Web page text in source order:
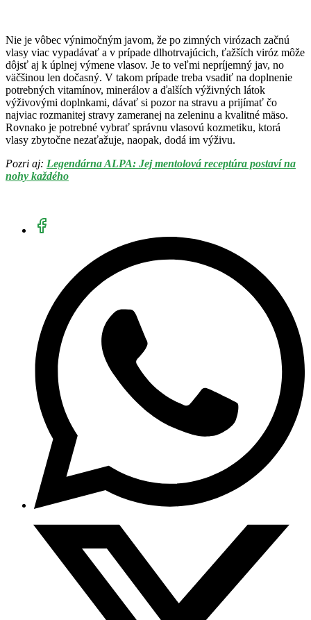
Nie je vôbec výnimočným javom, že po zimných virózach začnú
vlasy viac vypadávať a v prípade dlhotrvajúcich, ťažších viróz môže
dôjsť aj k úplnej výmene vlasov. Je to veľmi nepríjemný jav, no
väčšinou len dočasný. V takom prípade treba vsadiť na doplnenie
potrebných vitamínov, minerálov a ďalších výživných látok
výživovými doplnkami, dávať si pozor na stravu a prijímať čo
najviac rozmanitej stravy zameranej na zeleninu a kvalitné mäso.
Rovnako je potrebné vybrať správnu vlasovú kozmetiku, ktorá
vlasy zbytočne nezaťažuje, naopak, dodá im výživu.
Pozri aj: Legendárna ALPA: Jej mentolová receptúra postaví na
nohy každého